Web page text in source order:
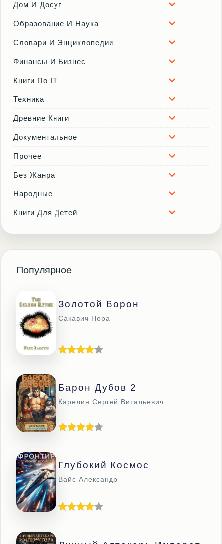
Дом И Досуг
Образование И Наука
Словари И Энциклопедии
Финансы И Бизнес
Книги По IT
Техника
Древние Книги
Документальное
Прочее
Без Жанра
Народные
Книги Для Детей
Популярное
Золотой Ворон
Сакавич Нора
Барон Дубов 2
Карелин Сергей Витальевич
Глубокий Космос
Вайс Александр